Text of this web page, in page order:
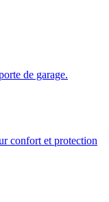
de garage.
confort et protection